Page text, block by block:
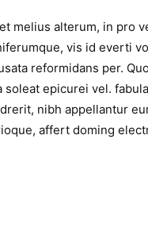
melius alterum, in pro
vis id everti
reformidans per.
soleat epicurei vel.
nibh appellantur
affert doming